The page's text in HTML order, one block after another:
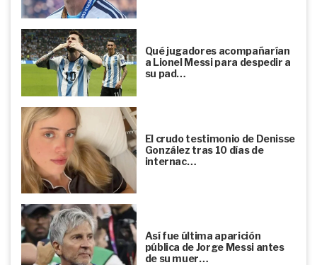
Qué jugadores acompañarían
a Lionel Messi para despedir a
su pad…
El crudo testimonio de Denisse
González tras 10 días de
internac…
Así fue última aparición
pública de Jorge Messi antes
de su muer…